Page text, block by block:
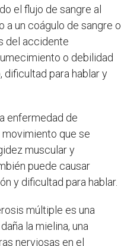
el flujo de sangre al
un coágulo de sangre o
del accidente
o debilidad
dificultad para hablar y
enfermedad de
que se
muscular y
puede causar
y dificultad para hablar.
múltiple es una
la mielina, una
nerviosas en el